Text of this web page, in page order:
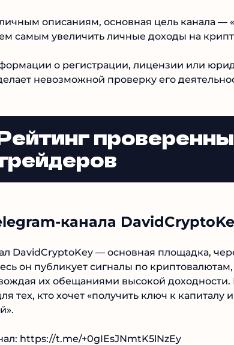
описаниям, основная цель канала —
самым увеличить личные доходы на
о регистрации, лицензии или
невозможной проверку его
DavidCryptoKey — основная площадка,
он публикует сигналы по
их обещаниями высокой доходности.
тех, кто хочет «получить ключ к капиталу
https://t.me/+0gIEsJNmtK5lNzEy